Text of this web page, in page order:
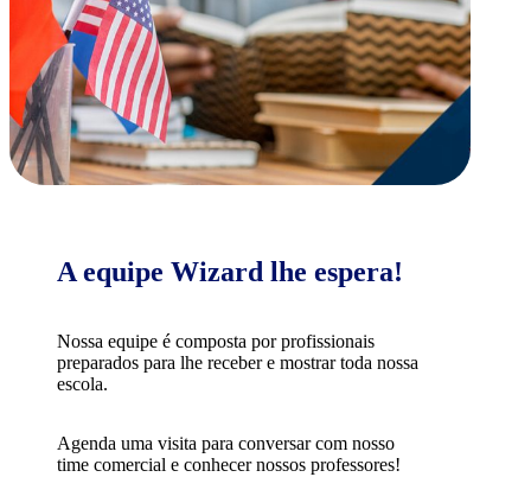
A equipe Wizard lhe espera!
Nossa equipe é composta por profissionais
preparados para lhe receber e mostrar toda nossa
escola.
Agenda uma visita para conversar com nosso
time comercial e conhecer nossos professores!